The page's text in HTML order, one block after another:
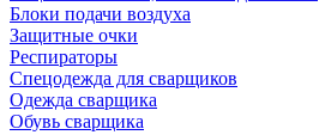
Блоки подачи воздуха
Защитные очки
Респираторы
Спецодежда для сварщиков
Одежда сварщика
Обувь сварщика